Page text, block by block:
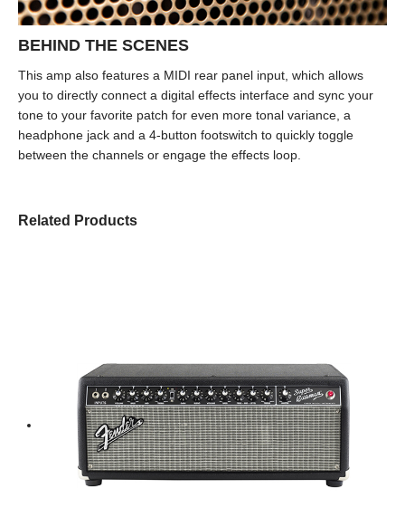
BEHIND THE SCENES
This amp also features a MIDI rear panel input, which allows
you to directly connect a digital effects interface and sync your
tone to your favorite patch for even more tonal variance, a
headphone jack and a 4-button footswitch to quickly toggle
between the channels or engage the effects loop.
Related Products